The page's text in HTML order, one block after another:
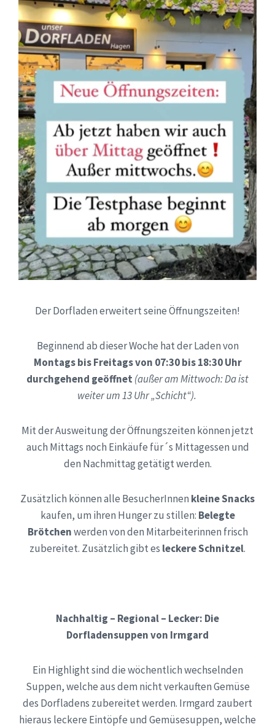
Der Dorfladen erweitert seine Öffnungszeiten!
Beginnend ab dieser Woche hat der Laden von
Montags bis Freitags von 07:30 bis 18:30 Uhr
durchgehend geöffnet (außer am Mittwoch: Da ist
weiter um 13 Uhr „Schicht“).
Mit der Ausweitung der Öffnungszeiten können jetzt
auch Mittags noch Einkäufe für´s Mittagessen und
den Nachmittag getätigt werden.
Zusätzlich können alle BesucherInnen kleine Snacks
kaufen, um ihren Hunger zu stillen: Belegte
Brötchenwerden von den Mitarbeiterinnen frisch
zubereitet. Zusätzlich gibt es leckere Schnitzel.
Nachhaltig – Regional – Lecker: Die
Dorfladensuppen von Irmgard
Ein Highlight sind die wöchentlich wechselnden
Suppen, welche aus dem nicht verkauften Gemüse
des Dorfladens zubereitet werden. Irmgard zaubert
hieraus leckere Eintöpfe und Gemüsesuppen, welche